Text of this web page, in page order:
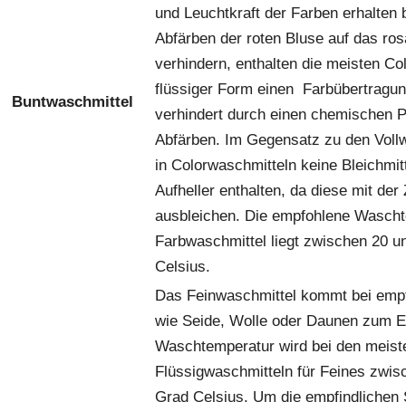
Buntwaschmittel
und Leuchtkraft der Farben erhalten
Abfärben der roten Bluse auf das
verhindern, enthalten die meisten
flüssiger Form einen
verhindert durch einen chemischen
Abfärben. Im Gegensatz zu den
in Colorwaschmitteln keine
Aufheller enthalten, da diese mit der
ausbleichen. Die empfohlene
Farbwaschmittel liegt zwischen 20
Celsius.
Das Feinwaschmittel kommt bei
wie Seide, Wolle oder Daunen zum
Waschtemperatur wird bei den
Flüssigwaschmitteln für Feines
Grad Celsius. Um die empfindlichen